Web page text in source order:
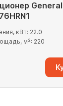
кВт: 22.0
м²: 220